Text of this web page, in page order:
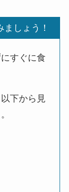
しょう！
すぐに食
下から見